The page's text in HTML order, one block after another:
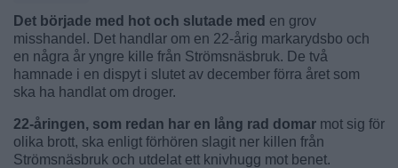
Det började med hot och slutade med en grov
misshandel. Det handlar om en 22-årig markarydsbo och
en några år yngre kille från Strömsnäsbruk. De två
hamnade i en dispyt i slutet av december förra året som
ska ha handlat om droger.
22-åringen, som redan har en lång rad domar mot sig för
olika brott, ska enligt förhören slagit ner killen från
Strömsnäsbruk och utdelat ett knivhugg mot benet.